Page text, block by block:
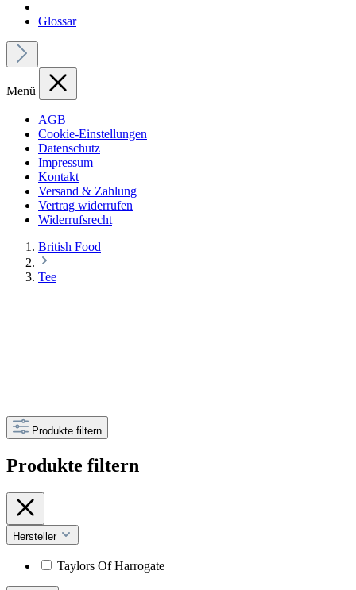
Glossar
Menü
AGB
Cookie-Einstellungen
Datenschutz
Impressum
Kontakt
Versand & Zahlung
Vertrag widerrufen
Widerrufsrecht
British Food
Tee
Produkte filtern
Produkte filtern
Hersteller
Taylors Of Harrogate